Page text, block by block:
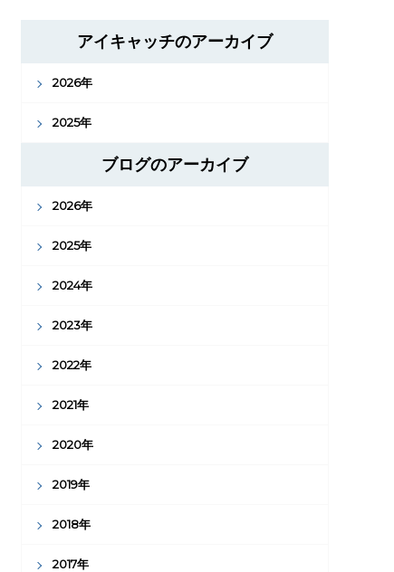
アイキャッチのアーカイブ
2026年
2025年
ブログのアーカイブ
2026年
2025年
2024年
2023年
2022年
2021年
2020年
2019年
2018年
2017年